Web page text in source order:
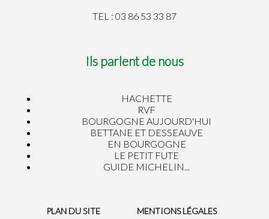
TEL : 03 86 53 33 87
Ils parlent de nous
HACHETTE
RVF
BOURGOGNE AUJOURD'HUI
BETTANE ET DESSEAUVE
EN BOURGOGNE
LE PETIT FUTE
GUIDE MICHELIN...
PLAN DU SITE MENTIONS LÉGALES